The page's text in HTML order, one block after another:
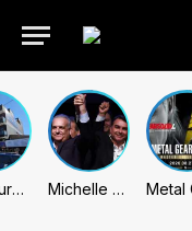
Prefeitura de Sumaré inaugura nova subsede da GCM na Área Cura Michelle celebra vice de Flávio: “Que chapa possa ser vitoriosa”